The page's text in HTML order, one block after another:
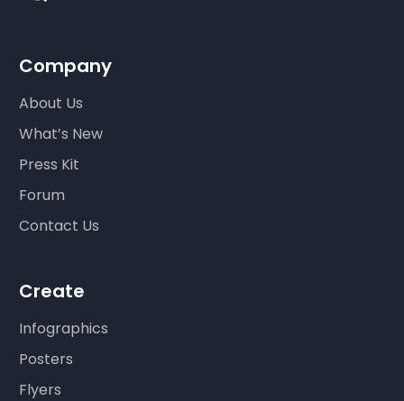
Company
About Us
What’s New
Press Kit
Forum
Contact Us
Create
Infographics
Posters
Flyers